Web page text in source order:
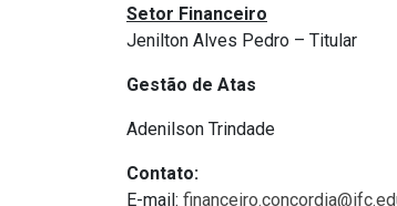
Setor Financeiro
Jenilton Alves Pedro – Titular
Gestão de Atas
Adenilson Trindade
Contato:
E-mail: financeiro.concordia@